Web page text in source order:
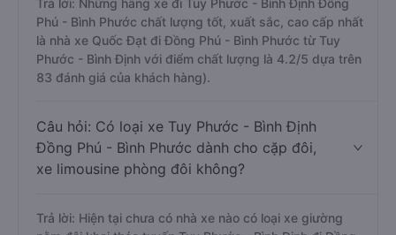
Trả lời: Những hãng xe đi Tuy Phước - Bình Định Đồng
Phú - Bình Phước chất lượng tốt, xuất sắc, cao cấp nhất
là nhà xe Quốc Đạt đi Đồng Phú - Bình Phước từ Tuy
Phước - Bình Định với điểm chất lượng là 4.2/5 dựa trên
83 đánh giá của khách hàng).
Câu hỏi: Có loại xe Tuy Phước - Bình Định
Đồng Phú - Bình Phước dành cho cặp đôi,
xe limousine phòng đôi không?
Trả lời: Hiện tại chưa có nhà xe nào có loại xe giường